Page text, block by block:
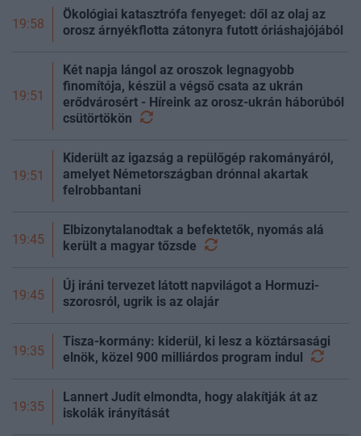
19:58
Ökológiai katasztrófa fenyeget: dől az olaj az
orosz árnyékflotta zátonyra futott óriáshajójából
19:51
Két napja lángol az oroszok legnagyobb
finomítója, készül a végső csata az ukrán
erődvárosért - Híreink az orosz-ukrán háborúból
csütörtökön
19:51
Kiderült az igazság a repülőgép rakományáról,
amelyet Németországban drónnal akartak
felrobbantani
19:45
Elbizonytalanodtak a befektetők, nyomás alá
került a magyar tőzsde
19:45
Új iráni tervezet látott napvilágot a Hormuzi-
szorosról, ugrik is az olajár
19:35
Tisza-kormány: kiderül, ki lesz a köztársasági
elnök, közel 900 milliárdos program indul
19:35
Lannert Judit elmondta, hogy alakítják át az
iskolák irányítását